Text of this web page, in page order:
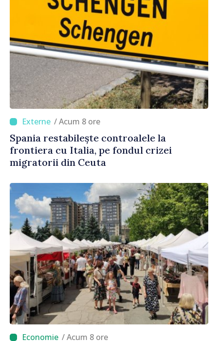
/ Acum 8 ore
Spania restabilește controalele la
frontiera cu Italia, pe fondul crizei
migratorii din Ceuta
/ Acum 8 ore